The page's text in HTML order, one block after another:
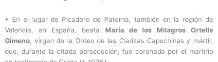
• En el lugar de Picadero de Paterna, también en la región de
Valencia, en España, beata María de los Milagros Ortells
Gimeno, virgen de la Orden de las Clarisas Capuchinas y mártir,
que, durante la citada persecución, fue coronada por el martirio